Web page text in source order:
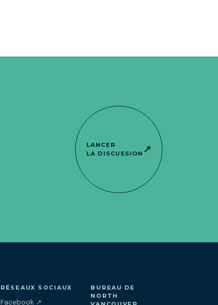
LANCER
LA DISCUSSION ↗
RÉSEAUX SOCIAUX
Facebook ↗(ouvre dans un nouvel onglet)
BUREAU DE
NORTH